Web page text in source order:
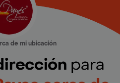
de mi ubicación
para